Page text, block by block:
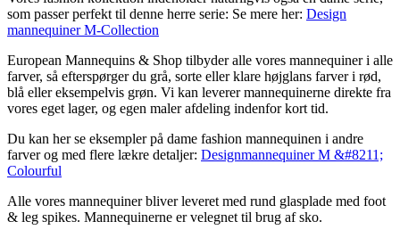
som passer perfekt til denne herre serie: Se mere her: Design
mannequiner M-Collection
European Mannequins & Shop tilbyder alle vores mannequiner i alle
farver, så efterspørger du grå, sorte eller klare højglans farver i rød,
blå eller eksempelvis grøn. Vi kan leverer mannequinerne direkte fra
vores eget lager, og egen maler afdeling indenfor kort tid.
Du kan her se eksempler på dame fashion mannequinen i andre
farver og med flere lækre detaljer: Designmannequiner M &#8211;
Colourful
Alle vores mannequiner bliver leveret med rund glasplade med foot
& leg spikes. Mannequinerne er velegnet til brug af sko.